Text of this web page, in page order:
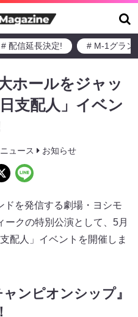
# 配信延長決定! # M-1グラン
ホールをジャッ
支配人」イベン
ニュース お知らせ
ドを発信する劇場・ヨシモ
ークの特別公演として、5月
配人」イベントを開催しま
ンピオンシップ』